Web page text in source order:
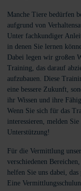
Manche Tiere bedürfen
aufgrund von
Unter fachkundiger
in denen Sie lernen
Dabei legen wir großen
Training, das darauf
aufzubauen. Diese
eine bessere Zukunft,
ihr Wissen und ihre
Wenn Sie sich für das
interessieren, melden
Unterstützung!
Für die Vermittlung
verschiedenen
helfen Sie uns dabei, das
Eine